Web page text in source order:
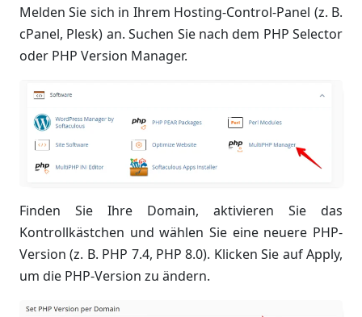
Melden Sie sich in Ihrem Hosting-Control-Panel (z. B.
cPanel, Plesk) an. Suchen Sie nach dem PHP Selector
oder PHP Version Manager.
Finden Sie Ihre Domain, aktivieren Sie das
Kontrollkästchen und wählen Sie eine neuere PHP-
Version (z. B. PHP 7.4, PHP 8.0). Klicken Sie auf Apply,
um die PHP-Version zu ändern.